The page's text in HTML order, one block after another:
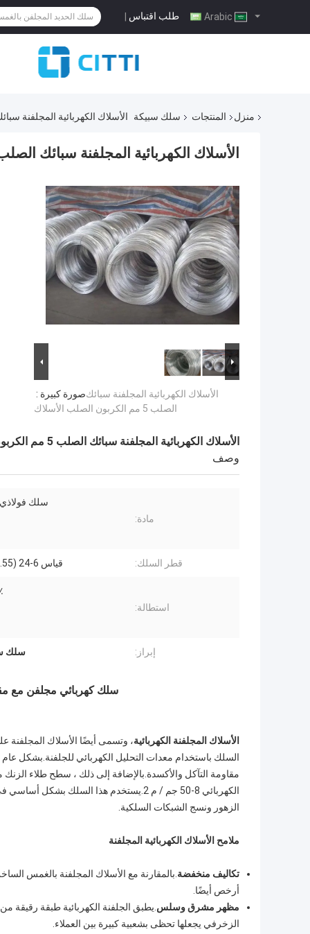
طلب اقتباس |
منزل المنتجات سلك سبيكة الأسلاك الكهربائية المجلفنة سبائك الصلب 5 مم
الأسلاك الكهربائية المجلفنة سبائك الصلب 5 مم الكربون الصلب
صورة كبيرة :الأسلاك الكهربائية المجلفنة سبائك
الصلب 5 مم الكربون الصلب الأسلاك
الأسلاك الكهربائية المجلفنة سبائك الصلب 5 مم الكربون الصلب الأسلاك
وصف
مادة:
سلك
قطر السلك: قياس 6-24 (0.55-5 مم).
استطالة:
إبراز: سلك
سلك كهربائي مجلفن مع
الأسلاك المجلفنة الكهربائية، وتسمى أيضًا الأسلاك المجلفنة
السلك باستخدام معدات التحليل الكهربائي للجلفنة.بشكل
مقاومة التآكل والأكسدة.بالإضافة إلى ذلك ، سطح طلاء
الكهربائي 8-50 جم / م 2.يستخدم هذا السلك
الزهور ونسج الشبكات السلكية.
ملامح الأسلاك الكهربائية المجلفنة
تكاليف منخفضة.بالمقارنة مع الأسلاك المجلفنة بالغمس
أرخص أيضًا.
مظهر مشرق وسلس.يطبق الجلفنة الكهربائية طبقة رقيقة
الزخرفي يجعلها تحظى بشعبية كبيرة بين العملاء.